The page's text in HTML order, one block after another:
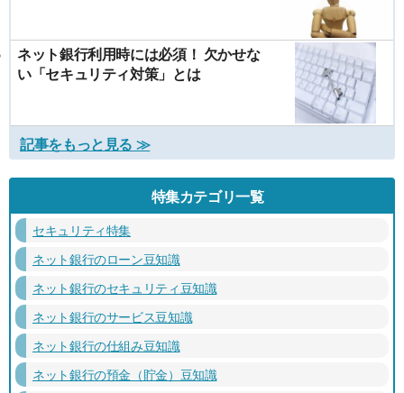
ネット銀行利用時には必須！ 欠かせな
い「セキュリティ対策」とは
記事をもっと見る ≫
特集カテゴリ一覧
セキュリティ特集
ネット銀行のローン豆知識
ネット銀行のセキュリティ豆知識
ネット銀行のサービス豆知識
ネット銀行の仕組み豆知識
ネット銀行の預金（貯金）豆知識